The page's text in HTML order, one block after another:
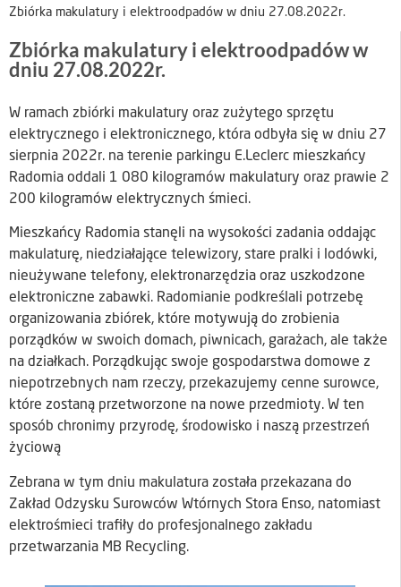
Zbiórka makulatury i elektroodpadów w dniu 27.08.2022r.
Zbiórka makulatury i elektroodpadów w
dniu 27.08.2022r.
W ramach zbiórki makulatury oraz zużytego sprzętu
elektrycznego i elektronicznego, która odbyła się w dniu 27
sierpnia 2022r. na terenie parkingu E.Leclerc mieszkańcy
Radomia oddali 1 080 kilogramów makulatury oraz prawie 2
200 kilogramów elektrycznych śmieci.
Mieszkańcy Radomia stanęli na wysokości zadania oddając
makulaturę, niedziałające telewizory, stare pralki i lodówki,
nieużywane telefony, elektronarzędzia oraz uszkodzone
elektroniczne zabawki. Radomianie podkreślali potrzebę
organizowania zbiórek, które motywują do zrobienia
porządków w swoich domach, piwnicach, garażach, ale także
na działkach. Porządkując swoje gospodarstwa domowe z
niepotrzebnych nam rzeczy, przekazujemy cenne surowce,
które zostaną przetworzone na nowe przedmioty. W ten
sposób chronimy przyrodę, środowisko i naszą przestrzeń
życiową
Zebrana w tym dniu makulatura została przekazana do
Zakład Odzysku Surowców Wtórnych Stora Enso, natomiast
elektrośmieci trafiły do profesjonalnego zakładu
przetwarzania MB Recycling.